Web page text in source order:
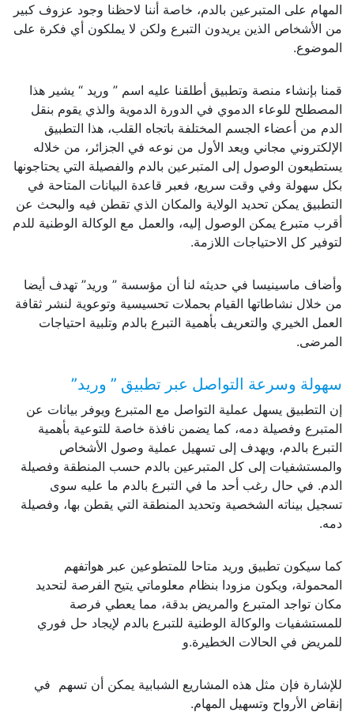
المهام على المتبرعين بالدم، خاصة أننا لاحظنا وجود عزوف كبير
من الأشخاص الذين يريدون التبرع ولكن لا يملكون أي فكرة على
الموضوع.
قمنا بإنشاء منصة وتطبيق أطلقنا عليه اسم ” وريد “ يشير هذا
المصطلح للوعاء الدموي في الدورة الدموية والذي يقوم بنقل
الدم من أعضاء الجسم المختلفة باتجاه القلب، هذا التطبيق
الإلكتروني مجاني ويعد الأول من نوعه في الجزائر، من خلاله
يستطيعون الوصول إلى المتبرعين بالدم والفصيلة التي يحتاجونها
بكل سهولة وفي وقت سريع، فعبر قاعدة البيانات المتاحة في
التطبيق يمكن تحديد الولاية والمكان الذي تقطن فيه والبحث عن
أقرب متبرع يمكن الوصول إليه، والعمل مع الوكالة الوطنية للدم
لتوفير كل الاحتياجات اللازمة.
وأضاف ماسينيسا في حديثه لنا أن مؤسسة ” وريد” تهدف أيضا
من خلال نشاطاتها القيام بحملات تحسيسية وتوعوية لنشر ثقافة
العمل الخيري والتعريف بأهمية التبرع بالدم وتلبية احتياجات
المرضى.
سهولة وسرعة التواصل عبر تطبيق ” وريد”
إن التطبيق يسهل عملية التواصل مع المتبرع ويوفر بيانات عن
المتبرع وفصيلة دمه، كما يضمن نافذة خاصة للتوعية بأهمية
التبرع بالدم، ويهدف إلى تسهيل عملية وصول الأشخاص
والمستشفيات إلى كل المتبرعين بالدم حسب المنطقة وفصيلة
الدم. في حال رغب أحد ما في التبرع بالدم ما عليه سوى
تسجيل بيناته الشخصية وتحديد المنطقة التي يقطن بها، وفصيلة
دمه.
كما سيكون تطبيق وريد متاحا للمتطوعين عبر هواتفهم
المحمولة، ويكون مزودا بنظام معلوماتي يتيح الفرصة لتحديد
مكان تواجد المتبرع والمريض بدقة، مما يعطي فرصة
للمستشفيات والوكالة الوطنية للتبرع بالدم لإيجاد حل فوري
للمريض في الحالات الخطيرة.و
للإشارة فإن مثل هذه المشاريع الشبابية يمكن أن تسهم في
إنقاض الأرواح وتسهيل المهام.